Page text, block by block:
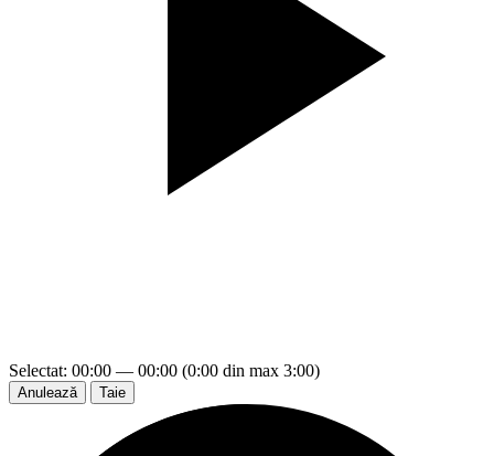
Selectat: 00:00 — 00:00 (0:00 din max 3:00)
Anulează Taie